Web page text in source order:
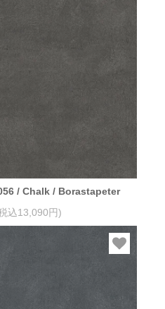
/ Chalk / Borastapeter
込13,090円)